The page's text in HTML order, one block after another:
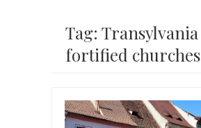
Tag: Transylvania
fortified churches